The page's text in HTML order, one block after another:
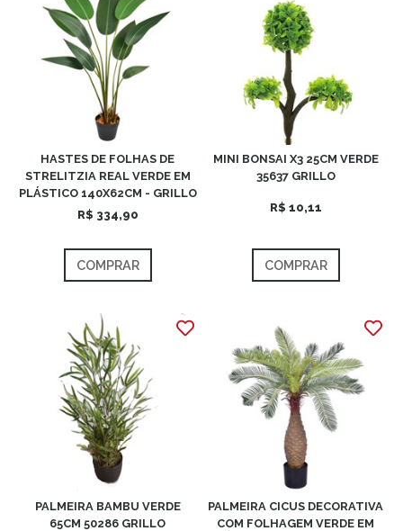
HASTES DE FOLHAS DE
STRELITZIA REAL VERDE EM
PLÁSTICO 140X62CM - GRILLO
R$ 334,90
COMPRAR
MINI BONSAI X3 25CM VERDE
35637 GRILLO
R$ 10,11
COMPRAR
PALMEIRA BAMBU VERDE
65CM 50286 GRILLO
PALMEIRA CICUS DECORATIVA
COM FOLHAGEM VERDE EM